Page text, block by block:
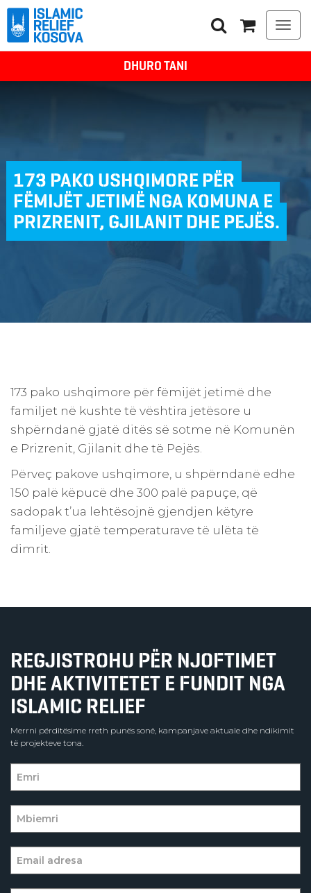
DHURO TANI
173 PAKO USHQIMORE PËR
FËMIJËT JETIMË NGA KOMUNA E
PRIZRENIT, GJILANIT DHE PEJËS.
173 pako ushqimore për fëmijët jetimë dhe
familjet në kushte të vështira jetësore u
shpërndanë gjatë ditës së sotme në Komunën
e Prizrenit, Gjilanit dhe të Pejës.
Përveç pakove ushqimore, u shpërndanë edhe
150 palë këpucë dhe 300 palë papuçe, që
sadopak t’ua lehtësojnë gjendjen këtyre
familjeve gjatë temperaturave të ulëta të
dimrit.
REGJISTROHU PËR NJOFTIMET
DHE AKTIVITETET E FUNDIT NGA
ISLAMIC RELIEF
Merrni përditësime rreth punës sonë, kampanjave aktuale dhe ndikimit
të projekteve tona.